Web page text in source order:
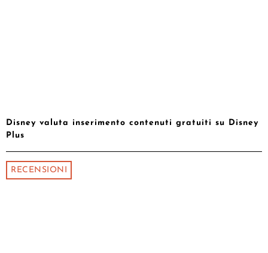
Disney valuta inserimento contenuti gratuiti su Disney
Plus
RECENSIONI